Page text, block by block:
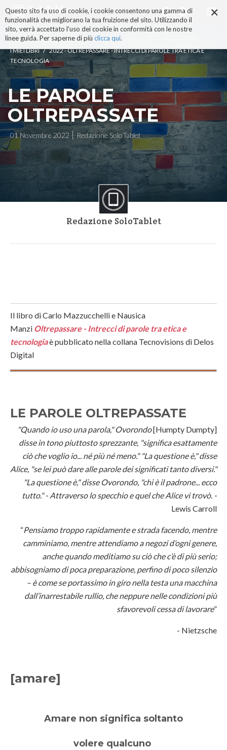
×
Questo sito fa uso di cookie, i cookie consentono una gamma di
funzionalità che migliorano la tua fruizione del sito. Utilizzando il
sito, verrà accettato l'uso dei cookie in conformità con le nostre
linee guida. Per saperne di più clicca qui.
ai
contenuti.
|
alla
navigazione
I MIEI LIBRI / 2022 - OLTREPASSARE - INTRECCI DI PAROLE TRA ETICA E
TECNOLOGIA
LE PAROLE
OLTREPASSATE
01 Novembre 2022 Redazione SoloTablet
Redazione SoloTablet
Il libro di Carlo Mazzucchelli e Nausica
Manzi Oltrepassare - Intrecci di parole tra etica e
tecnologiaè pubblicato nella collana Tecnovisions di Delos
Digital
LE PAROLE OLTREPASSATE
"Quando io uso una parola," Ovorondo[Humpty Dumpty]
disse in tono piuttosto sprezzante, "significa esattamente
ciò che voglio io... né più né meno." "La questione è," disse
Alice, "se lei può dare alle parole dei significati tanto diversi."
"La questione è," disse Ovorondo, "chi è il padrone... ecco
tutto." - Attraverso lo specchio e quel che Alice vi trovò. -
Lewis Carroll
“Pensiamo troppo rapidamente e strada facendo, mentre
camminiamo, mentre attendiamo a negozi d’ogni genere,
anche quando meditiamo su ciò che c’è di più serio;
abbisogniamo di poca preparazione, perfino di poco silenzio
– è come se portassimo in giro nella testa una macchina
dall’inarrestabile rullio, che neppure nelle condizioni più
sfavorevoli cessa di lavorare”
- Nietzsche
[amare]
Amare non significa soltanto
volere qualcuno